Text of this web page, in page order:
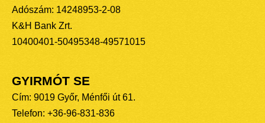
Adószám: 14248953-2-08
K&H Bank Zrt.
10400401-50495348-49571015
GYIRMÓT SE
Cím: 9019 Győr, Ménfői út 61.
Telefon: +36-96-831-836